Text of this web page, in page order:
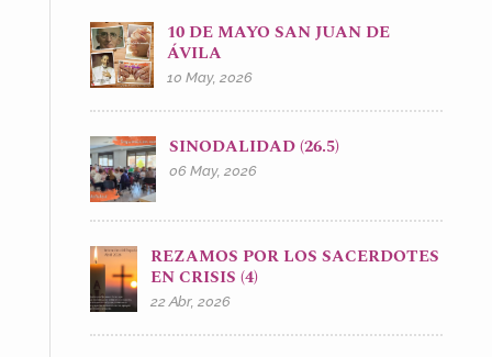
10 DE MAYO SAN JUAN DE
ÁVILA
10 May, 2026
SINODALIDAD (26.5)
06 May, 2026
REZAMOS POR LOS SACERDOTES
EN CRISIS (4)
22 Abr, 2026